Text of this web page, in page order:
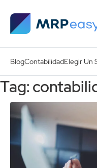
BlogContabilidadElegir Un
Tag: